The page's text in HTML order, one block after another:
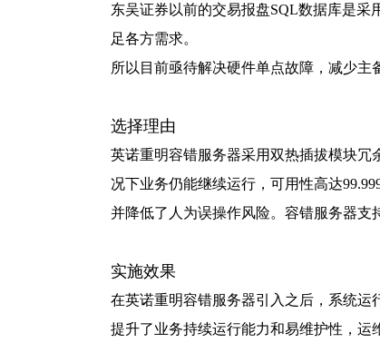
东吴证券以前的交易报盘SQL数据库是
足各方需求。
所以目前亟待解决硬件单点故障，减少主
选择理由
英诺重明容错服务器采用双热插拔模块
况下业务仍能继续运行，可用性高达
并降低了人为误操作风险。容错服务器支
实施效果
在英诺重明容错服务器引入之后，系统
提升了业务持续运行能力和易维护性，运